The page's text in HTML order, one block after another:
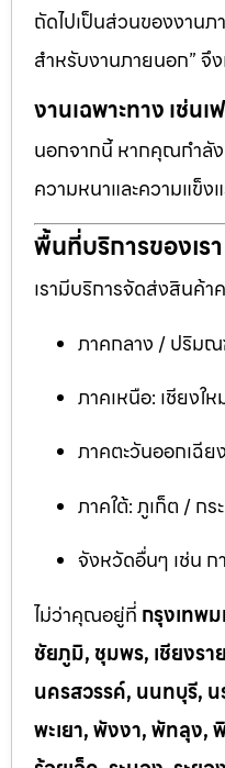
ถัดไปเป็นส่วนของงาน
สำหรับงานภายนอก” จึ
งานเฉพาะทาง เช่น
นอกจากนี้ หากคุณกำลัง
ความหนาและความแข็ง
พื้นที่บริการของเ
เรามีบริการจัดส่งสินค้า
ภาคกลาง / ปริม
ภาคเหนือ: เชียงใ
ภาคตะวันออกเฉี
ภาคใต้: ภูเก็ต / ก
จังหวัดอื่นๆ เช่น
ไม่ว่าคุณอยู่ที่ กรุงเทพ
ชัยภูมิ, ชุมพร, เชียงร
นครสวรรค์, นนทบุรี,
พะเยา, พังงา, พัทลุง,